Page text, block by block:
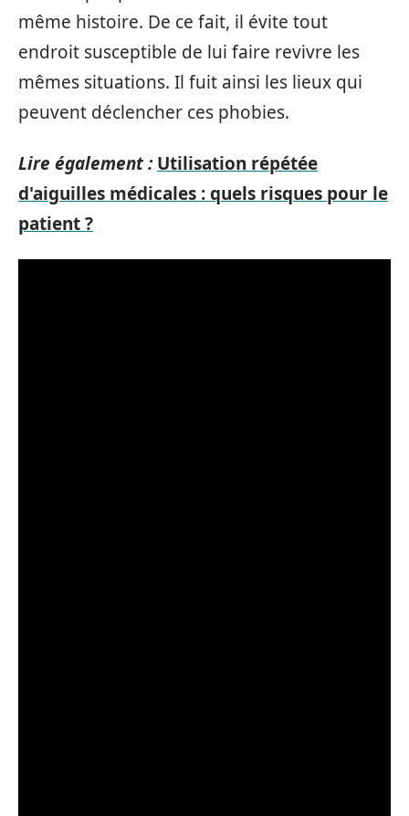
même histoire. De ce fait, il évite tout
endroit susceptible de lui faire revivre les
mêmes situations. Il fuit ainsi les lieux qui
peuvent déclencher ces phobies.
Lire également : Utilisation répétée
d'aiguilles médicales : quels risques pour le
patient ?